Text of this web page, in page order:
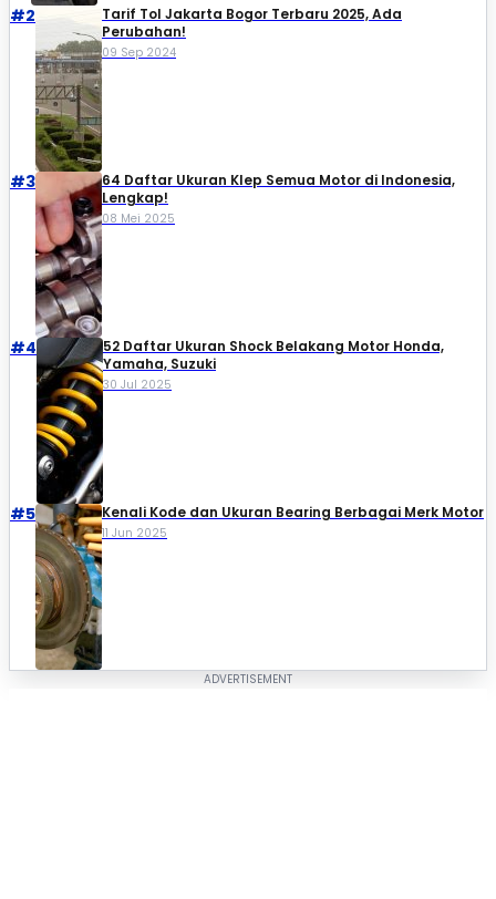
#2
Tarif Tol Jakarta Bogor Terbaru 2025, Ada
Perubahan!
09 Sep 2024
#3
64 Daftar Ukuran Klep Semua Motor di Indonesia,
Lengkap!
08 Mei 2025
#4
52 Daftar Ukuran Shock Belakang Motor Honda,
Yamaha, Suzuki​
30 Jul 2025
#5 Kenali Kode dan Ukuran Bearing Berbagai Merk Motor
11 Jun 2025